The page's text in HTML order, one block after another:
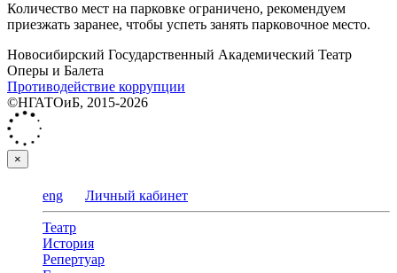
Количество мест на парковке ограничено, рекомендуем
приезжать заранее, чтобы успеть занять парковочное место.
Новосибирский Государственный Академический Театр
Оперы и Балета
Противодействие коррупции
©НГАТОиБ, 2015-2026
×
eng Личный кабинет
Театр
История
Репертуар